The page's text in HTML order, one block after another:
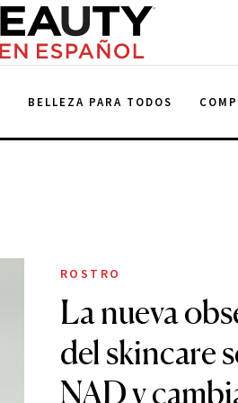
BELLEZA PARA TODOS
ROSTRO
La nueva
del skincare
NAD y